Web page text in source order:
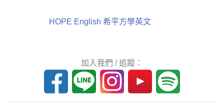
HOPE English 希平方學英文
加入我們 / 追蹤：